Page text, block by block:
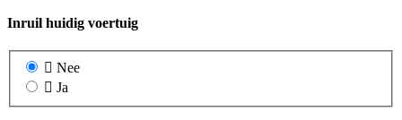
Inruil huidig voertuig
Nee
Ja